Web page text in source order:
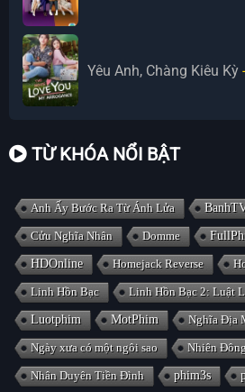
Yêu Anh, Chàng Kiêu Kỳ
TỪ KHÓA NỔI BẬT
Anh Ấy Bước Ra Từ Ánh Lửa
Cửu Nghĩa Nhân Domme
HDOnline Homejack Reverse
Linh Hồn Bạc Linh Hồn Bạc 2: Luật
Luotphim MotPhim Nghĩa Địa
Ngày xưa có một ngôi sao Nhiên
Nhân Duyên Tiền Đình phim3s